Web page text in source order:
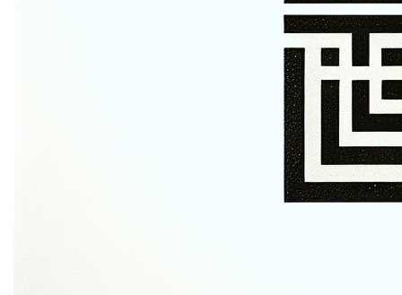
Ondernemingsnummer BE0459777624 is de
verantwoordelijke voor het privacybeleid. Voor alle
vragen en/of opmerkingen kan je terecht op het
hierboven vermelde adres of op het emailadres
3. Wijziging en update van